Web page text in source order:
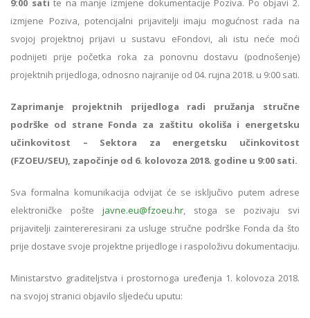
9:00 sati te na manje izmjene dokumentacije Poziva. Po objavi 2.
izmjene Poziva, potencijalni prijavitelji imaju mogućnost rada na
svojoj projektnoj prijavi u sustavu eFondovi, ali istu neće moći
podnijeti prije početka roka za ponovnu dostavu (podnošenje)
projektnih prijedloga, odnosno najranije od 04. rujna 2018. u 9:00 sati.
Zaprimanje projektnih prijedloga radi pružanja stručne
podrške od strane Fonda za zaštitu okoliša i energetsku
učinkovitost – Sektora za energetsku učinkovitost
(FZOEU/SEU), započinje od 6. kolovoza 2018. godine u 9:00 sati.
Sva formalna komunikacija odvijat će se isključivo putem adrese
elektroničke pošte javne.eu@fzoeu.hr, stoga se pozivaju svi
prijavitelji zaintereresirani za usluge stručne podrške Fonda da što
prije dostave svoje projektne prijedloge i raspoloživu dokumentaciju.
Ministarstvo graditeljstva i prostornoga uređenja 1. kolovoza 2018.
na svojoj stranici objavilo sljedeću uputu: